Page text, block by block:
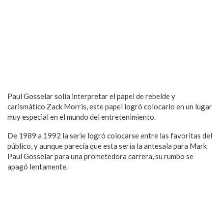
Paul Gosselar solía interpretar el papel de rebelde y
carismático Zack Morris, este papel logró colocarlo en un lugar
muy especial en el mundo del entretenimiento.
De 1989 a 1992 la serie logró colocarse entre las favoritas del
público, y aunque parecía que esta sería la antesala para Mark
Paul Gosselar para una prometedora carrera, su rumbo se
apagó lentamente.